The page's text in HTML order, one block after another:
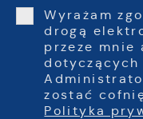
Wyrażam
drogą
przeze
dotyczących
zostać
Polityka